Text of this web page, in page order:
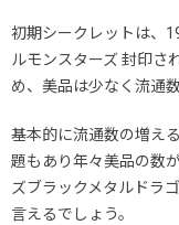
初期シークレットは、
ルモンスターズ 封印さ
め、美品は少なく流通
基本的に流通数の増え
題もあり年々美品の数
ズブラックメタルドラ
言えるでしょう。